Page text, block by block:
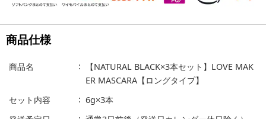
商品仕様
商品名
【NATURAL BLACK×3本セット】LOVE MAK
ER MASCARA【ロングタイプ】
セット内容
6g×3本